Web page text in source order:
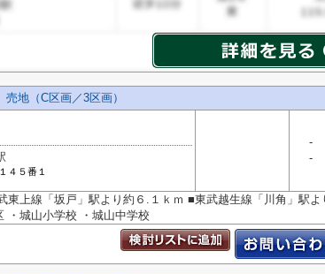
地（C区画／3区画）
１４５番１
-
-
上線「坂戸」駅より約６.１ｋｍ ■東武越生線「川角」駅よ
・城山小学校 ・城山中学校